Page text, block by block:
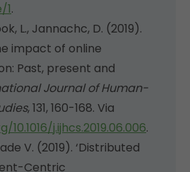
1.
L., Jannachc, D. (2019).
impact of online
Past, present and
Journal of Human-
, 131, 160-168. Via
j.ijhcs.2019.06.006.
V. (2019). ‘Distributed
Centric